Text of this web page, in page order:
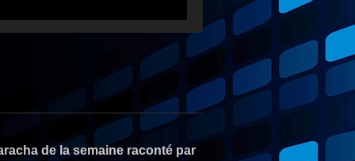
de la semaine raconté par